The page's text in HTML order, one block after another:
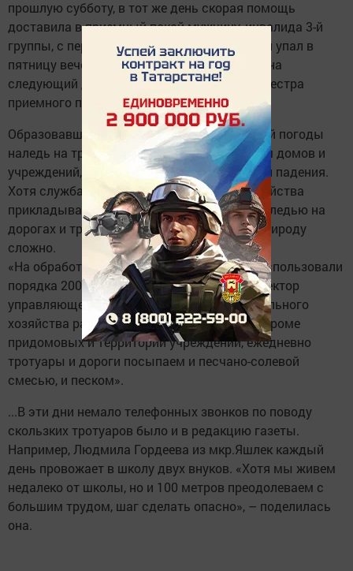
прошлую субботу, в тот же день скорая помощь
доставила в приемный покой мужчину, инвалида 3-й
группы, с переломом шейки бедра слева. Он упал в
пятницу вечером, «скорую» вызвал только на
следующий день», – сказала старшая медсестра
приемного покоя Зухра Галиуллина.
Образовавшаяся в результате неустойчивой погоды
наледь на тротуарах, подходах к подъездам домов и
учреждений, все чаще становится причиной падения.
Хотя служба жилищно-коммунального хозяйства
прикладывает немало усилий в борьбе с наледью на
дорогах и тротуарах, все равно победить природу
сложно.
«На обработку дорог и тротуаров мы уже использовали
порядка 200 тонн реагентов, – сказала директор
управляющей компании жилищно-коммунального
хозяйства района Ольга Суркова. – Везде, кроме
придомовых и территорий учреждений, ежедневно
тротуары и дороги посыпаем и песчано-солевой
смесью, и песком».
...В эти дни немало телефонных звонков по поводу
скользких тротуаров было и в редакцию газеты.
Например, Людмила Гордеева из мкр.Яшлек каждый
день провожает в школу двух внуков. «Хотя мы живем
недалеко от школы, но и 100 метров преодолеваем с
большим трудом, шаг сделать опасно», – поделилась
она.